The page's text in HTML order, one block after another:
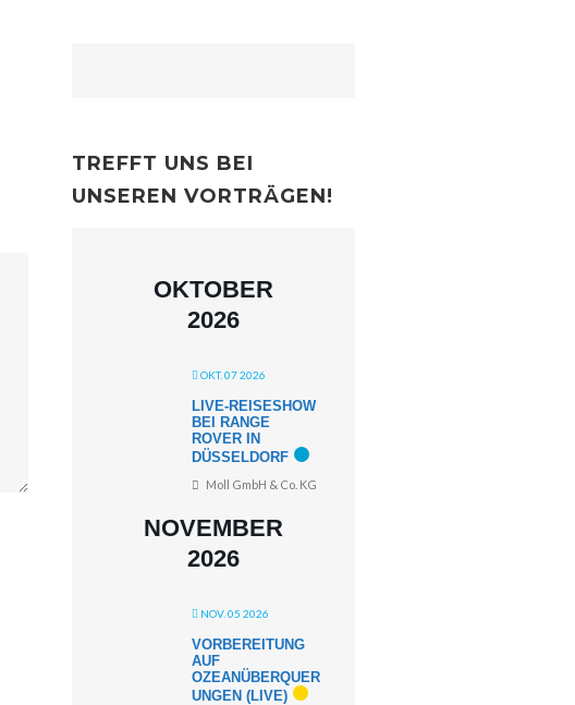
TREFFT UNS BEI
UNSEREN VORTRÄGEN!
OKTOBER
2026
OKT. 07 2026
LIVE-REISESHOW
BEI RANGE
ROVER IN
DÜSSELDORF
Moll GmbH & Co. KG
NOVEMBER
2026
NOV. 05 2026
VORBEREITUNG
AUF
OZEANÜBERQUER
UNGEN (LIVE)